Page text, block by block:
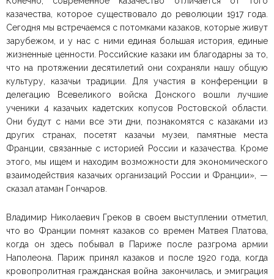
казачества, которое существовало до революции 1917 года.
Сегодня мы встречаемся с потомками казаков, которые живут
зарубежом, и у нас с ними единая большая история, единые
жизненные ценности. Российские казаки им благодарны за то,
что на протяжении десятилетий они сохраняли нашу общую
культуру, казачьи традиции. Для участия в конференции в
делегацию Всевеликого войска Донского вошли лучшие
ученики 4 казачьих кадетских копусов Ростовской области.
Они будут с нами все эти дни, познакомятся с казаками из
других странах, посетят казачьи музеи, памятные места
Франции, связанные с историей России и казачества. Кроме
этого, мы ищем и находим возможности для экономического
взаимодействия казачьих организаций России и Франции», —
сказал атаман Гончаров.
Владимир Николаевич Греков в своем выступлении отметил,
что во Франции помнят казаков со времен Матвея Платова,
когда он здесь побывал в Париже после разгрома армии
Наполеона. Париж принял казаков и после 1920 года, когда
кровопролитная гражданская война закончилась, и эмиграция